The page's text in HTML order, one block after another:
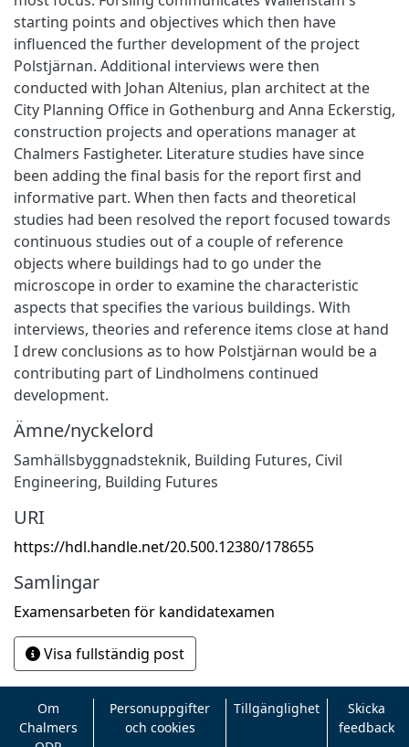
starting points and objectives which then have
influenced the further development of the project
Polstjärnan. Additional interviews were then
conducted with Johan Altenius, plan architect at the
City Planning Office in Gothenburg and Anna Eckerstig,
construction projects and operations manager at
Chalmers Fastigheter. Literature studies have since
been adding the final basis for the report first and
informative part. When then facts and theoretical
studies had been resolved the report focused towards
continuous studies out of a couple of reference
objects where buildings had to go under the
microscope in order to examine the characteristic
aspects that specifies the various buildings. With
interviews, theories and reference items close at hand
I drew conclusions as to how Polstjärnan would be a
contributing part of Lindholmens continued
development.
Ämne/nyckelord
Samhällsbyggnadsteknik, Building Futures, Civil
Engineering, Building Futures
URI
https://hdl.handle.net/20.500.12380/178655
Samlingar
Examensarbeten för kandidatexamen
Visa fullständig post
Om
Chalmers
Personuppgifter
och cookies
Tillgänglighet
Skicka
feedback